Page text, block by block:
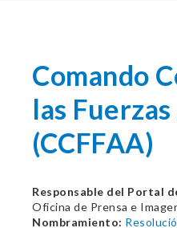
Comando
las
(CCFFAA)
Responsable del Portal
Oficina de Prensa e
Nombramiento: